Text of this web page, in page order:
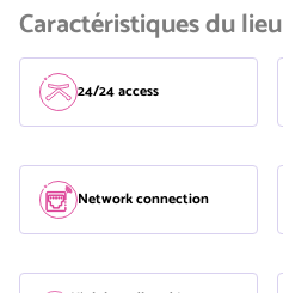
Caractéristiques du lieu
24/24 access
Network connection